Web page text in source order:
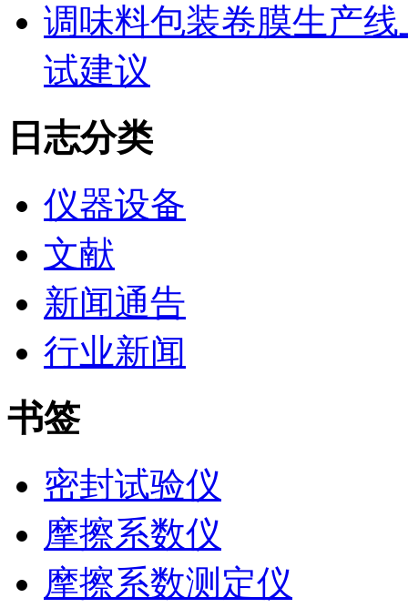
调味料包装卷膜生产
试建议
日志分类
仪器设备
文献
新闻通告
行业新闻
书签
密封试验仪
摩擦系数仪
摩擦系数测定仪